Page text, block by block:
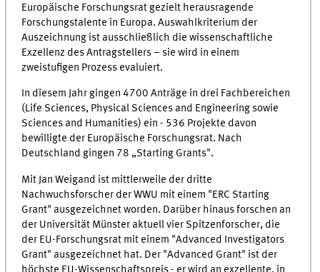
Europäische Forschungsrat gezielt herausragende
Forschungstalente in Europa. Auswahlkriterium der
Auszeichnung ist ausschließlich die wissenschaftliche
Exzellenz des Antragstellers – sie wird in einem
zweistufigen Prozess evaluiert.
In diesem Jahr gingen 4700 Anträge in drei Fachbereichen
(Life Sciences, Physical Sciences and Engineering sowie
Sciences and Humanities) ein - 536 Projekte davon
bewilligte der Europäische Forschungsrat. Nach
Deutschland gingen 78 „Starting Grants".
Mit Jan Weigand ist mittlerweile der dritte
Nachwuchsforscher der WWU mit einem "ERC Starting
Grant" ausgezeichnet worden. Darüber hinaus forschen an
der Universität Münster aktuell vier Spitzenforscher, die
der EU-Forschungsrat mit einem "Advanced Investigators
Grant" ausgezeichnet hat. Der "Advanced Grant" ist der
höchste EU-Wissenschaftspreis - er wird an exzellente, in